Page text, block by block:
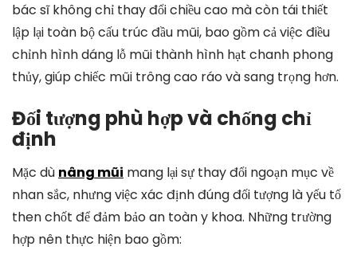
bác sĩ không chỉ thay đổi chiều cao mà còn tái thiết
lập lại toàn bộ cấu trúc đầu mũi, bao gồm cả việc điều
chỉnh hình dáng lỗ mũi thành hình hạt chanh phong
thủy, giúp chiếc mũi trông cao ráo và sang trọng hơn.
Đối tượng phù hợp và chống chỉ
định
Mặc dù nâng mũi mang lại sự thay đổi ngoạn mục về
nhan sắc, nhưng việc xác định đúng đối tượng là yếu tố
then chốt để đảm bảo an toàn y khoa. Những trường
hợp nên thực hiện bao gồm: